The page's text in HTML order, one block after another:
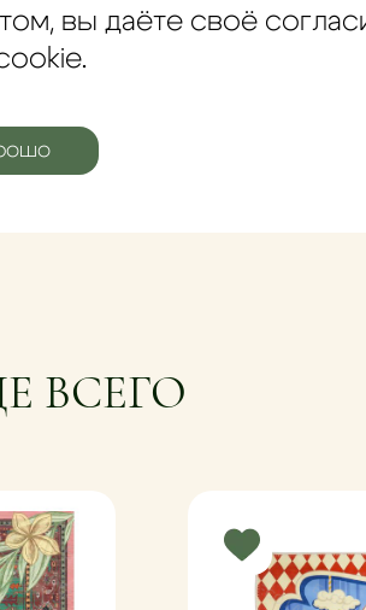
пропылесосить.
ВСЕГО
вы даёте своё